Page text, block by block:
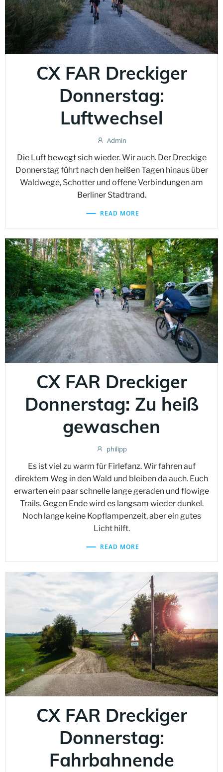
CX FAR Dreckiger
Donnerstag:
Luftwechsel
Admin
Die Luft bewegt sich wieder. Wir auch. Der Dreckige
Donnerstag führt nach den heißen Tagen hinaus über
Waldwege, Schotter und offene Verbindungen am
Berliner Stadtrand.
READ MORE
CX FAR Dreckiger
Donnerstag: Zu heiß
gewaschen
philipp
Es ist viel zu warm für Firlefanz. Wir fahren auf
direktem Weg in den Wald und bleiben da auch. Euch
erwarten ein paar schnelle lange geraden und flowige
Trails. Gegen Ende wird es langsam wieder dunkel.
Noch lange keine Kopflampenzeit, aber ein gutes
Licht hilft.
READ MORE
CX FAR Dreckiger
Donnerstag:
Fahrbahnende